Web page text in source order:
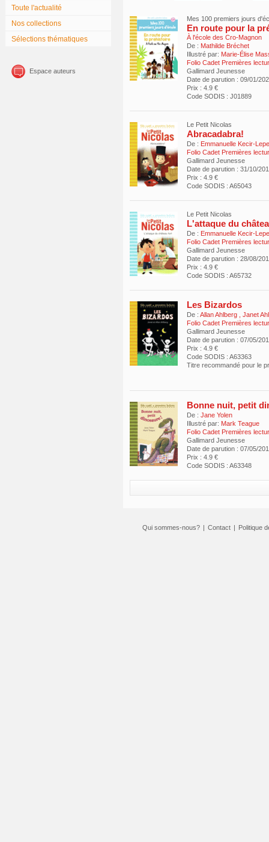
Toute l'actualité
Nos collections
Sélections thématiques
Espace auteurs
Mes 100 premiers jours
En route pour la
À l'école des Cro-Magnon
De : Mathilde Bréchet
Illustré par: Marie-Élise
Folio Cadet Premières
Gallimard Jeunesse
Date de parution : 09/01/
Prix : 4.9 €
Code SODIS : J01889
Le Petit Nicolas
Abracadabra!
De : Emmanuelle Kecir-
Folio Cadet Premières
Gallimard Jeunesse
Date de parution : 31/10/
Prix : 4.9 €
Code SODIS : A65043
Le Petit Nicolas
L'attaque du
De : Emmanuelle Kecir-
Folio Cadet Premières
Gallimard Jeunesse
Date de parution : 28/08/
Prix : 4.9 €
Code SODIS : A65732
Les Bizardos
De : Allan Ahlberg
Janet
Folio Cadet Premières
Gallimard Jeunesse
Date de parution : 07/05/
Prix : 4.9 €
Code SODIS : A63363
Titre recommandé pour le
Bonne nuit, petit
De : Jane Yolen
Illustré par: Mark Teague
Folio Cadet Premières
Gallimard Jeunesse
Date de parution : 07/05/
Prix : 4.9 €
Code SODIS : A63348
Qui sommes-nous? | Contact | Politique